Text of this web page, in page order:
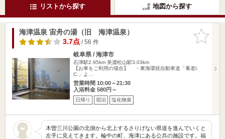
リストから探す 地図から探す
お気に入
りに追加
海津温泉 宙舟の湯（旧 海津温泉）
3.7点/ 56 件
岐阜県 / 海津市
石津駅2.95km 美濃松山駅3.03km
【お車をご利用の場合】 ・東海環状自動車道「養老I.
C.」よ…
営業時間 10:00～21:30
入浴料金 580円～
日帰り 宿泊 塩化物泉
木曽三川公園の北側から北上するさりげない県道を進んでいくと
左手に見えてきます。輪中の町、海津にある公共の施設です。福